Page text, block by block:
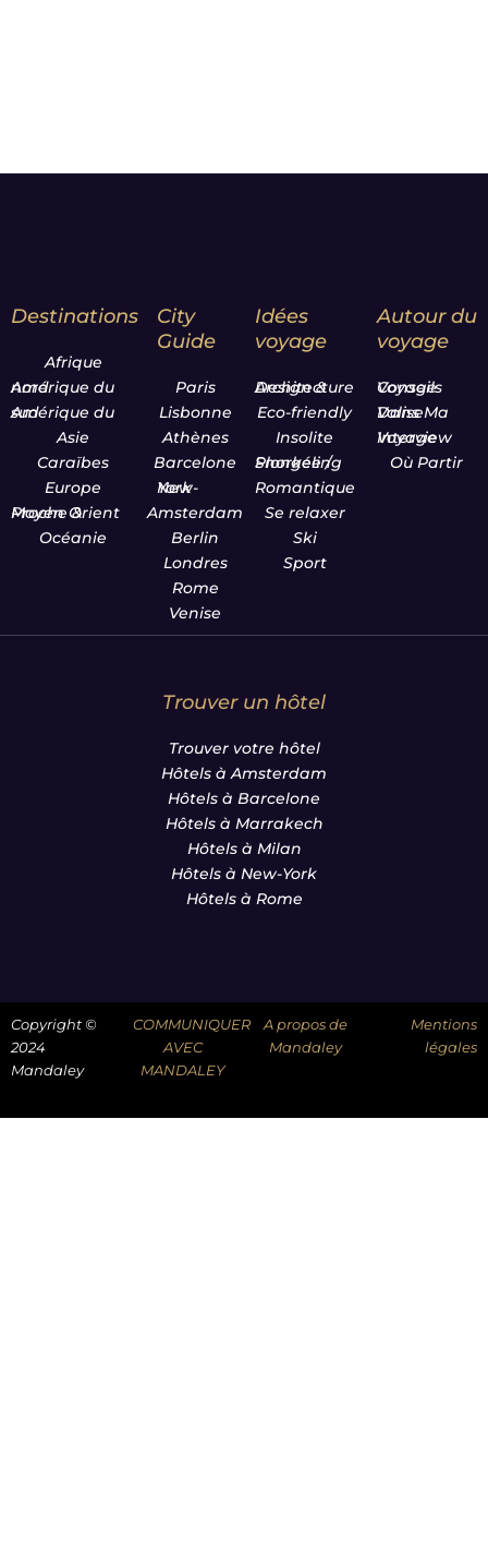
Destinations
Afrique
Amérique du nord
Amérique du sud
Asie
Caraïbes
Europe
Proche & Moyen Orient
Océanie
City
Guide
Paris
Lisbonne
Athènes
Barcelone
New-York
Amsterdam
Berlin
Londres
Rome
Venise
Idées
voyage
Design & Architecture
Eco-friendly
Insolite
Plongée / Snorkeling
Romantique
Se relaxer
Ski
Sport
Autour du
voyage
Conseils Voyage
Dans Ma Valise
Interview Voyage
Où Partir
Trouver un hôtel
Trouver votre hôtel
Hôtels à Amsterdam
Hôtels à Barcelone
Hôtels à Marrakech
Hôtels à Milan
Hôtels à New-York
Hôtels à Rome
Copyright ©
2024
Mandaley
COMMUNIQUER
AVEC
MANDALEY
A propos de
Mandaley
Mentions
légales